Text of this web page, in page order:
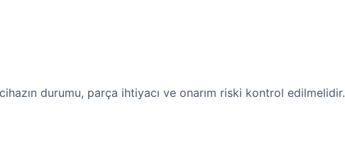
durumu, parça ihtiyacı ve onarım riski kontrol edilmelidir.